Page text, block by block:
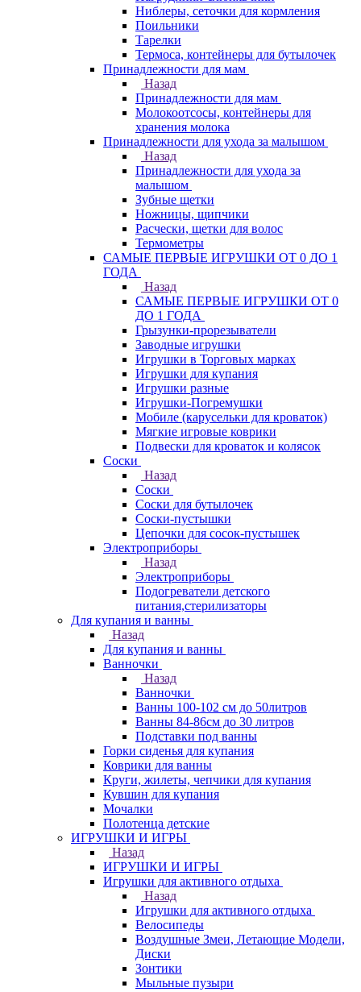
Ниблеры, сеточки для кормления
Поильники
Тарелки
Термоса, контейнеры для бутылочек
Принадлежности для мам
Назад
Принадлежности для мам
Молокоотсосы, контейнеры для
хранения молока
Принадлежности для ухода за малышом
Назад
Принадлежности для ухода за
малышом
Зубные щетки
Ножницы, щипчики
Расчески, щетки для волос
Термометры
САМЫЕ ПЕРВЫЕ ИГРУШКИ ОТ 0 ДО 1
ГОДА
Назад
САМЫЕ ПЕРВЫЕ ИГРУШКИ ОТ 0
ДО 1 ГОДА
Грызунки-прорезыватели
Заводные игрушки
Игрушки в Торговых марках
Игрушки для купания
Игрушки разные
Игрушки-Погремушки
Мобиле (карусельки для кроваток)
Мягкие игровые коврики
Подвески для кроваток и колясок
Соски
Назад
Соски
Соски для бутылочек
Соски-пустышки
Цепочки для сосок-пустышек
Электроприборы
Назад
Электроприборы
Подогреватели детского
питания,стерилизаторы
Для купания и ванны
Назад
Для купания и ванны
Ванночки
Назад
Ванночки
Ванны 100-102 см до 50литров
Ванны 84-86см до 30 литров
Подставки под ванны
Горки сиденья для купания
Коврики для ванны
Круги, жилеты, чепчики для купания
Кувшин для купания
Мочалки
Полотенца детские
ИГРУШКИ И ИГРЫ
Назад
ИГРУШКИ И ИГРЫ
Игрушки для активного отдыха
Назад
Игрушки для активного отдыха
Велосипеды
Воздушные Змеи, Летающие Модели,
Диски
Зонтики
Мыльные пузыри